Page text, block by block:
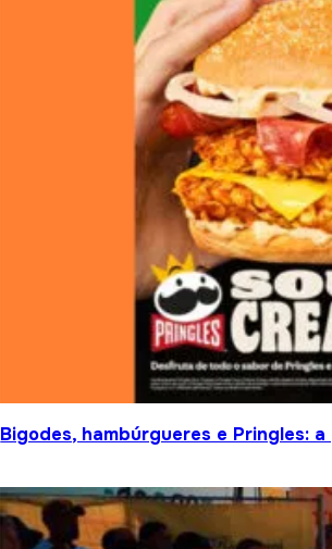
Bigodes, hambúrgueres e Pringles: